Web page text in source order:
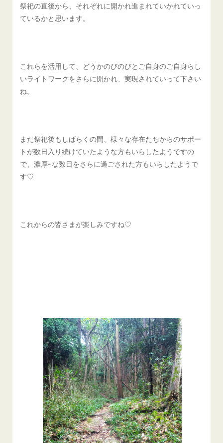
祭祀の直後から、それぞれに開かれ進まれていかれていっ
ているかと思います。
これらを活用して、どうかのびのびとご自身のご自身らし
いライトワークをさらに開かれ、実現されていって下さい
ね。
また祭祀後もしばらくの間、様々な存在たちからのサポー
トが数日入り続けていたような方もいらしたようですの
で、濃厚~な数日をさらに過ごされた方もいらしたようで
す♡
これからの皆さまが楽しみですね♡